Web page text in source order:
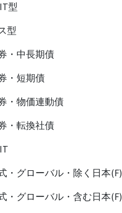
型
型
・中長期債
・短期債
・物価連動債
・転換社債
・グローバル・除く日本(F)
・グローバル・含む日本(F)